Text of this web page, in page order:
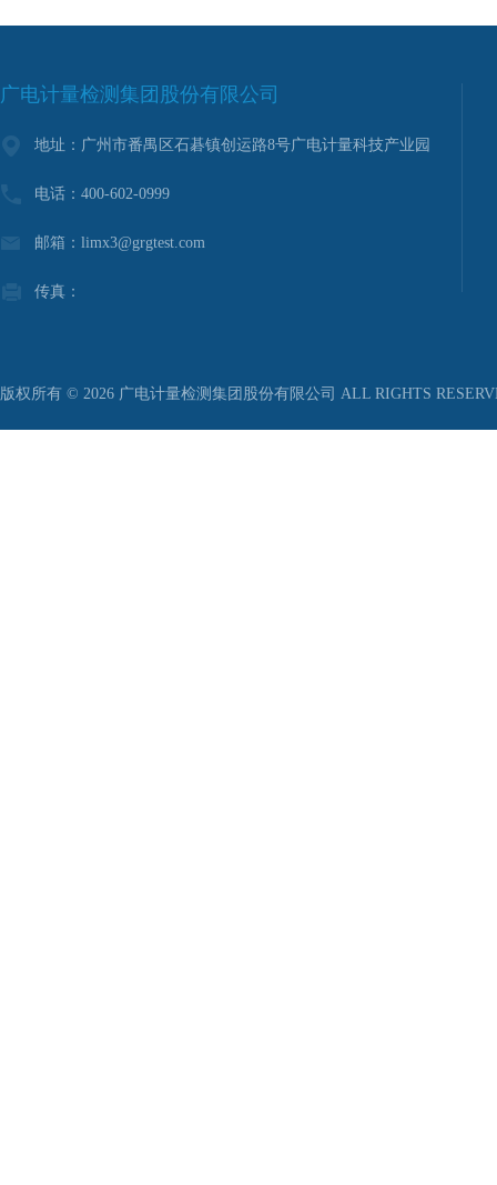
广电计量检测集团股份有限公司
地址：广州市番禺区石碁镇创运路8号广电计量科技产业园
电话：400-602-0999
邮箱：limx3@grgtest.com
传真：
版权所有 © 2026 广电计量检测集团股份有限公司 ALL RIGHTS